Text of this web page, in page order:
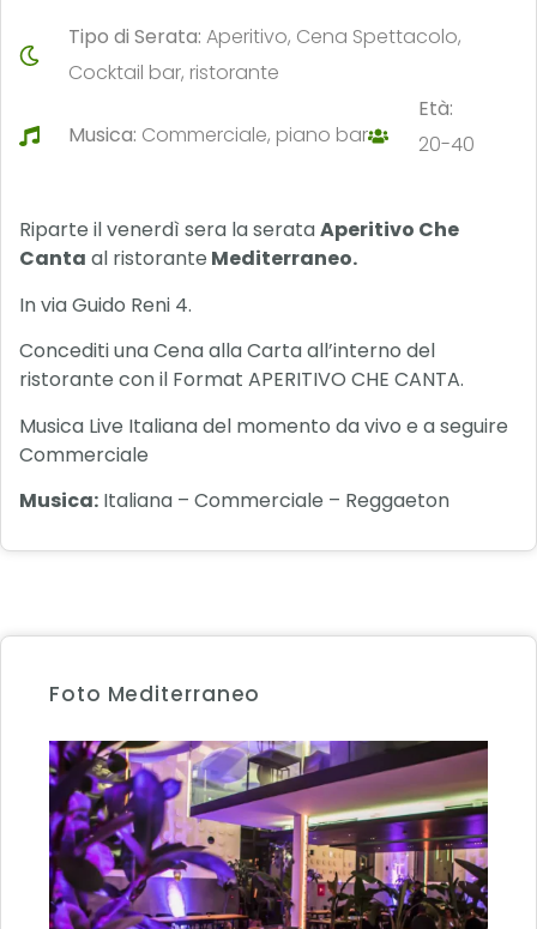
Tipo di Serata:Aperitivo, Cena Spettacolo,
Cocktail bar, ristorante
Musica: Commerciale, piano bar
Età:
20-40
Riparte il venerdì sera la serataAperitivo Che
Canta al ristorante Mediterraneo.
In via Guido Reni 4.
Concediti una Cena alla Carta all’interno del
ristorante con il Format APERITIVO CHE CANTA.
Musica Live Italiana del momento da vivo e a seguire
Commerciale
Musica: Italiana – Commerciale – Reggaeton
Foto Mediterraneo